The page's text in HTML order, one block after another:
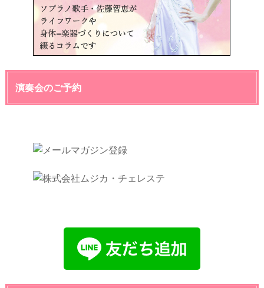
演奏会のご予約